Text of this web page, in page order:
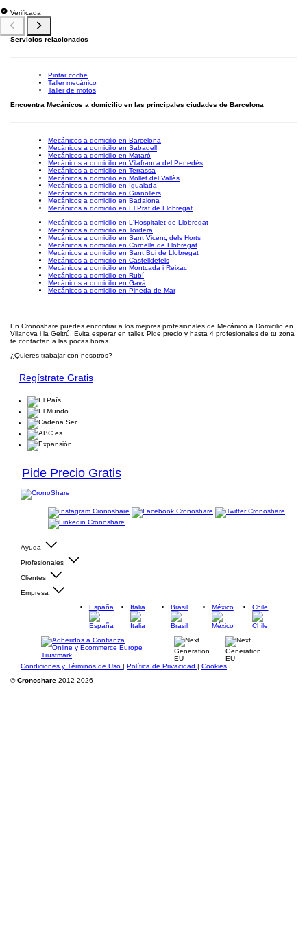
Verificada
Servicios relacionados
Pintar coche
Taller mecánico
Taller de motos
Encuentra Mecánicos a domicilio en las principales ciudades de Barcelona
Mecánicos a domicilio en Barcelona
Mecánicos a domicilio en Sabadell
Mecánicos a domicilio en Mataró
Mecánicos a domicilio en Vilafranca del Penedès
Mecánicos a domicilio en Terrassa
Mecánicos a domicilio en Mollet del Vallès
Mecánicos a domicilio en Igualada
Mecánicos a domicilio en Granollers
Mecánicos a domicilio en Badalona
Mecánicos a domicilio en El Prat de Llobregat
Mecánicos a domicilio en L'Hospitalet de Llobregat
Mecánicos a domicilio en Tordera
Mecánicos a domicilio en Sant Vicenç dels Horts
Mecánicos a domicilio en Cornella de Llobregat
Mecánicos a domicilio en Sant Boi de Llobregat
Mecánicos a domicilio en Castelldefels
Mecánicos a domicilio en Montcada i Reixac
Mecánicos a domicilio en Rubí
Mecánicos a domicilio en Gavà
Mecánicos a domicilio en Pineda de Mar
En Cronoshare puedes encontrar a los mejores profesionales de Mecánico a Domicilio en
Vilanova i la Geltrú. Evita esperar en taller. Pide precio y hasta 4 profesionales de tu zona
te contactan a las pocas horas.
¿Quieres trabajar con nosotros?
Regístrate Gratis
Pide Precio Gratis
Ayuda
Profesionales
Clientes
Empresa
España
Italia Brasil México Chile
Condiciones y Términos de Uso | Política de Privacidad | Cookies
©Cronoshare 2012-2026